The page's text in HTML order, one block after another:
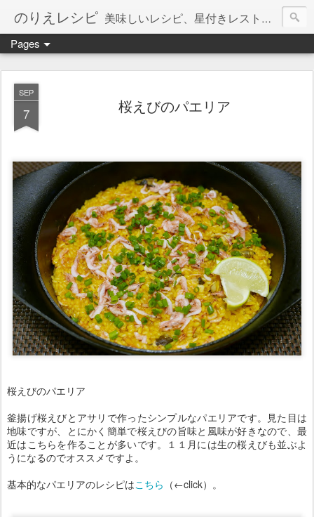
のりえレシピ 美味しいレシピ、星付きレストラン、絶品お取り寄せを紹介しています。
Pages
SEP
7 桜えびのパエリア
桜えびのパエリア
釜揚げ桜えびとアサリで作ったシンプルなパエリアです。見た目は
地味ですが、とにかく簡単で桜えびの旨味と風味が好きなので、最
近はこちらを作ることが多いです。１１月には生の桜えびも並ぶよ
うになるのでオススメですよ。
基本的なパエリアのレシピはこちら （←click）。